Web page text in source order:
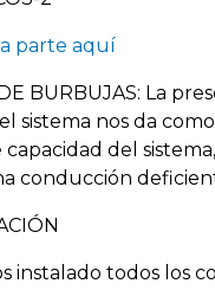
parte aquí
BURBUJAS: La
sistema nos da
capacidad del
conducción
instalado todos los